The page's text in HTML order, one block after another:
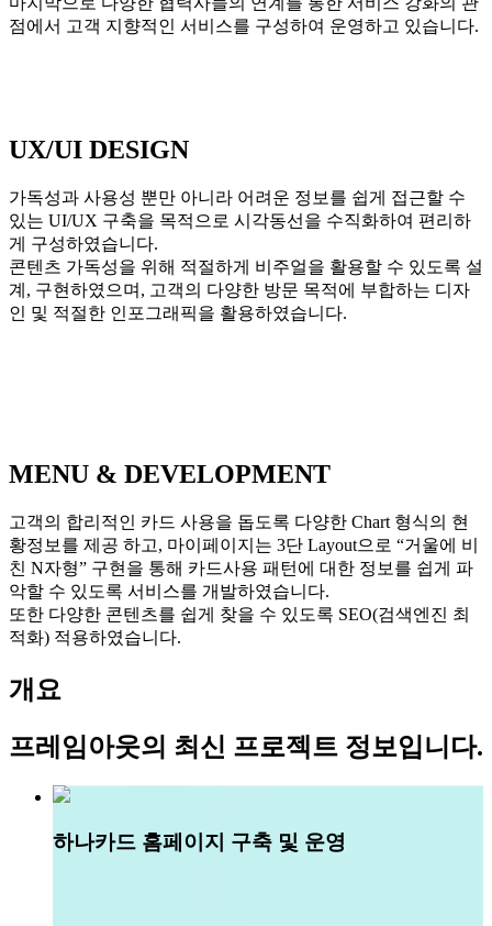
점에서 고객 지향적인 서비스를 구성하여 운영하고 있습니다.
UX/UI DESIGN
가독성과 사용성 뿐만 아니라 어려운 정보를 쉽게 접근할 수
있는 UI/UX 구축을 목적으로 시각동선을 수직화하여 편리하
게 구성하였습니다.
콘텐츠 가독성을 위해 적절하게 비주얼을 활용할 수 있도록 설
계, 구현하였으며, 고객의 다양한 방문 목적에 부합하는 디자
인 및 적절한 인포그래픽을 활용하였습니다.
MENU & DEVELOPMENT
고객의 합리적인 카드 사용을 돕도록 다양한 Chart 형식의 현
황정보를 제공 하고, 마이페이지는 3단 Layout으로 “거울에 비
친 N자형” 구현을 통해 카드사용 패턴에 대한 정보를 쉽게 파
악할 수 있도록 서비스를 개발하였습니다.
또한 다양한 콘텐츠를 쉽게 찾을 수 있도록 SEO(검색엔진 최
적화) 적용하였습니다.
개요
프레임아웃의 최신 프로젝트 정보입니다.
하나카드 홈페이지 구축 및 운영